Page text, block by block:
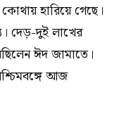
হারিয়ে গেছে।
দেড়-দুই লাখের
ঈদ জামাতে।
আজ